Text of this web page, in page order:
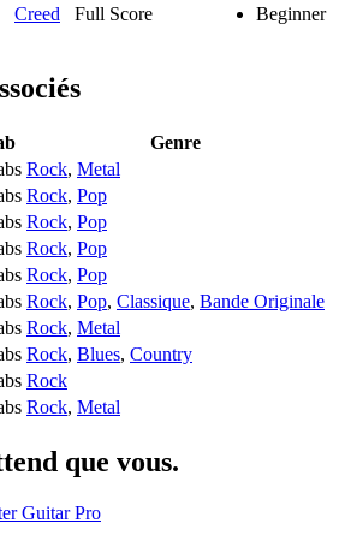
Creed Full Score Beginner
Genre
Rock, Metal
Rock, Pop
Rock, Pop
Rock, Pop
Rock, Pop
Rock, Pop, Classique, Bande Originale
Rock, Metal
Rock, Blues, Country
Rock
Rock, Metal
que vous.
Guitar Pro